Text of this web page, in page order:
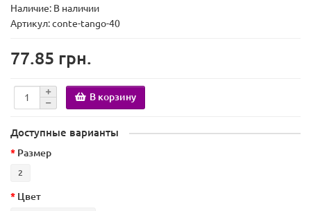
Наличие: В наличии
Артикул: conte-tango-40
77.85 грн.
В корзину
Доступные варианты
Размер
2
Цвет